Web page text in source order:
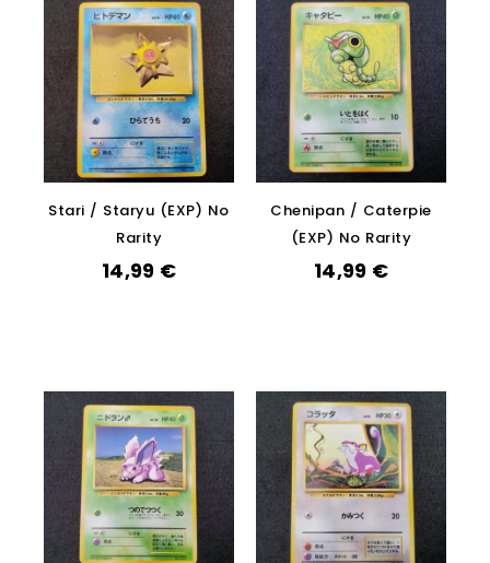
Stari / Staryu (EXP) No
Rarity
14,99 €
Chenipan / Caterpie
(EXP) No Rarity
14,99 €